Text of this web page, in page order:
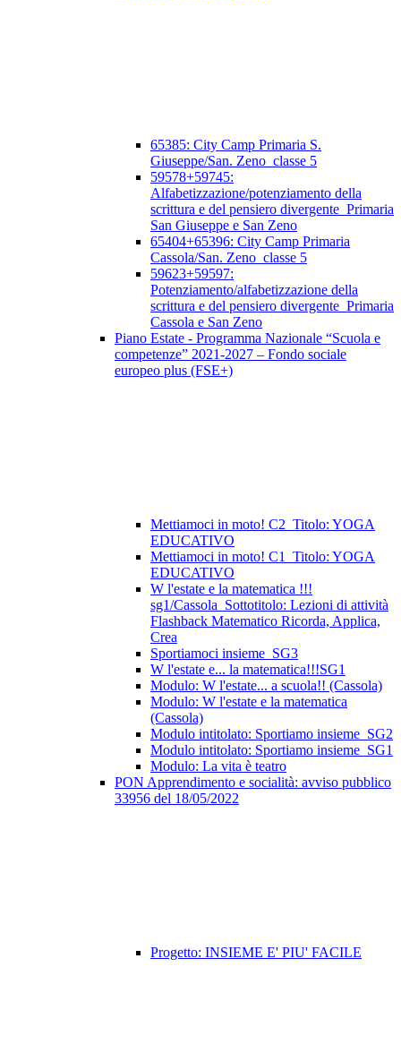
65385: City Camp Primaria S.
Giuseppe/San. Zeno_classe 5
59578+59745:
Alfabetizzazione/potenziamento della
scrittura e del pensiero divergente_Primaria
San Giuseppe e San Zeno
65404+65396: City Camp Primaria
Cassola/San. Zeno_classe 5
59623+59597:
Potenziamento/alfabetizzazione della
scrittura e del pensiero divergente_Primaria
Cassola e San Zeno
Piano Estate - Programma Nazionale “Scuola e
competenze” 2021-2027 – Fondo sociale
europeo plus (FSE+)
Mettiamoci in moto! C2_Titolo: YOGA
EDUCATIVO
Mettiamoci in moto! C1_Titolo: YOGA
EDUCATIVO
W l'estate e la matematica !!!
sg1/Cassola_Sottotitolo: Lezioni di attività
Flashback Matematico Ricorda, Applica,
Crea
Sportiamoci insieme_SG3
W l'estate e... la matematica!!!SG1
Modulo: W l'estate... a scuola!! (Cassola)
Modulo: W l'estate e la matematica
(Cassola)
Modulo intitolato: Sportiamo insieme_SG2
Modulo intitolato: Sportiamo insieme_SG1
Modulo: La vita è teatro
PON Apprendimento e socialità: avviso pubblico
33956 del 18/05/2022
Progetto: INSIEME E' PIU' FACILE